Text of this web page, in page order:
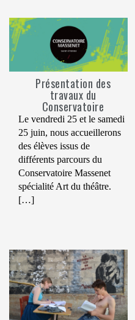
Présentation des
travaux du
Conservatoire
Le vendredi 25 et le samedi
25 juin, nous accueillerons
des élèves issus de
différents parcours du
Conservatoire Massenet
spécialité Art du théâtre.
[…]